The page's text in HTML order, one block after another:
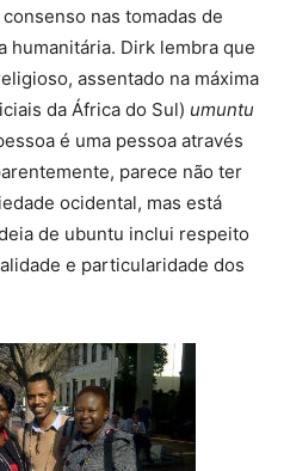
nas tomadas de
humanitária. Dirk lembra que
assentado na máxima
da África do Sul) umuntu
é uma pessoa através
parece não ter
ocidental, mas está
de ubuntu inclui respeito
e particularidade dos